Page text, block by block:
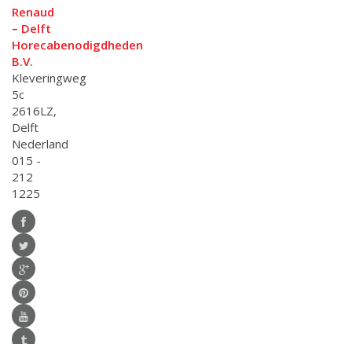
Renaud
– Delft
Horecabenodigdheden
B.V.
Kleveringweg
5c
2616LZ,
Delft
Nederland
015 -
212
1225